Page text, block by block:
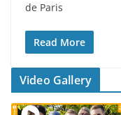
de Paris
Read More
Video Gallery